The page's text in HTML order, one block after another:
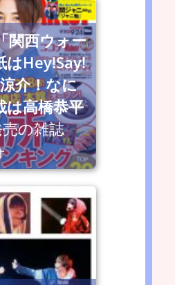
関西ウォー
はHey!Say!
介！なに
は高橋恭平
の雑誌